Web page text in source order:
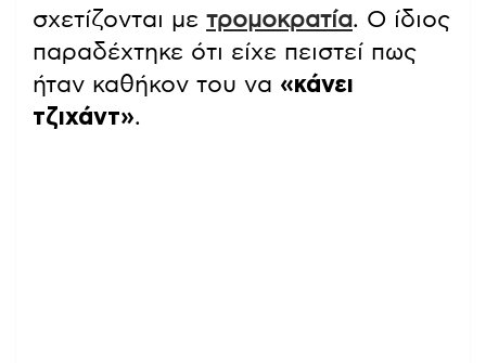
σχετίζονται με τρομοκρατία. Ο ίδιος
παραδέχτηκε ότι είχε πειστεί πως
ήταν καθήκον του να «κάνει
τζιχάντ».